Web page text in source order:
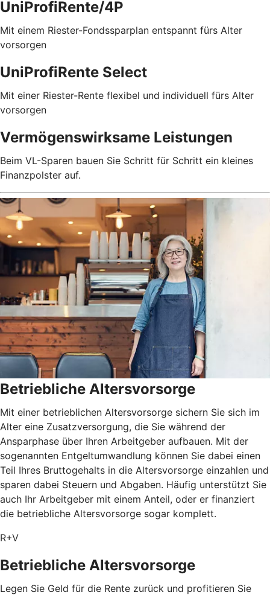
UniProfiRente/4P
Mit einem Riester-Fondssparplan entspannt fürs Alter
vorsorgen
UniProfiRente Select
Mit einer Riester-Rente flexibel und individuell fürs Alter
vorsorgen
Vermögenswirksame Leistungen
Beim VL-Sparen bauen Sie Schritt für Schritt ein kleines
Finanzpolster auf.
Betriebliche Altersvorsorge
Mit einer betrieblichen Altersvorsorge sichern Sie sich im
Alter eine Zusatzversorgung, die Sie während der
Ansparphase über Ihren Arbeitgeber aufbauen. Mit der
sogenannten Entgeltumwandlung können Sie dabei einen
Teil Ihres Bruttogehalts in die Altersvorsorge einzahlen und
sparen dabei Steuern und Abgaben. Häufig unterstützt Sie
auch Ihr Arbeitgeber mit einem Anteil, oder er finanziert
die betriebliche Altersvorsorge sogar komplett.
R+V
Betriebliche Altersvorsorge
Legen Sie Geld für die Rente zurück und profitieren Sie